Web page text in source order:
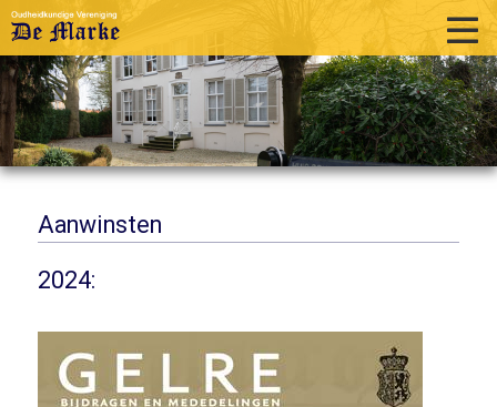
home
historie
activiteiten
Aanwinsten
2024: